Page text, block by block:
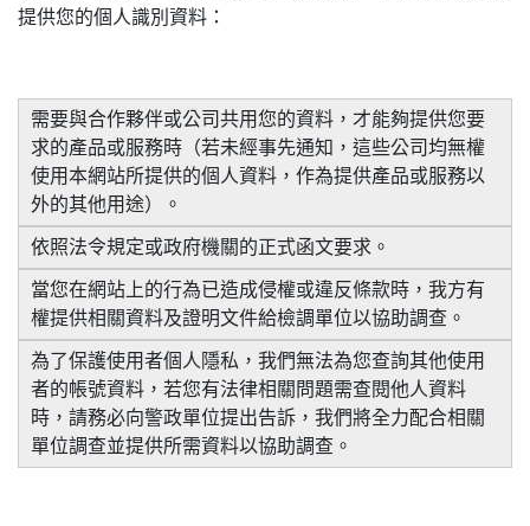
提供您的個人識別資料：
需要與合作夥伴或公司共用您的資料，才能夠提供您要
求的產品或服務時（若未經事先通知，這些公司均無權
使用本網站所提供的個人資料，作為提供產品或服務以
外的其他用途）。
依照法令規定或政府機關的正式函文要求。
當您在網站上的行為已造成侵權或違反條款時，我方有
權提供相關資料及證明文件給檢調單位以協助調查。
為了保護使用者個人隱私，我們無法為您查詢其他使用
者的帳號資料，若您有法律相關問題需查閱他人資料
時，請務必向警政單位提出告訴，我們將全力配合相關
單位調查並提供所需資料以協助調查。